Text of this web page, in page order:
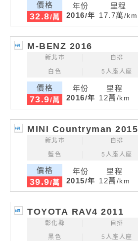
價格
32.8/萬
年份
2016/年
里程
17.7萬/km
M-BENZ 2016
新北市 自排
白色
5人座人座
價格
73.9/萬
年份
2016/年
里程
12萬/km
MINI Countryman 2015
新北市 自排
藍色
5人座人座
價格
39.9/萬
年份
2015/年
里程
12萬/km
TOYOTA RAV4 2011
彰化縣 自排
黑色
5人座人座